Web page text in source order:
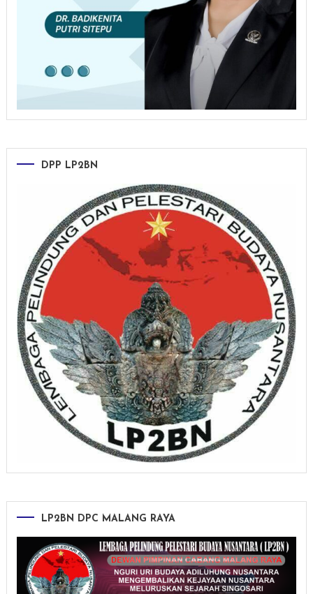
DPP LP2BN
LP2BN DPC MALANG RAYA